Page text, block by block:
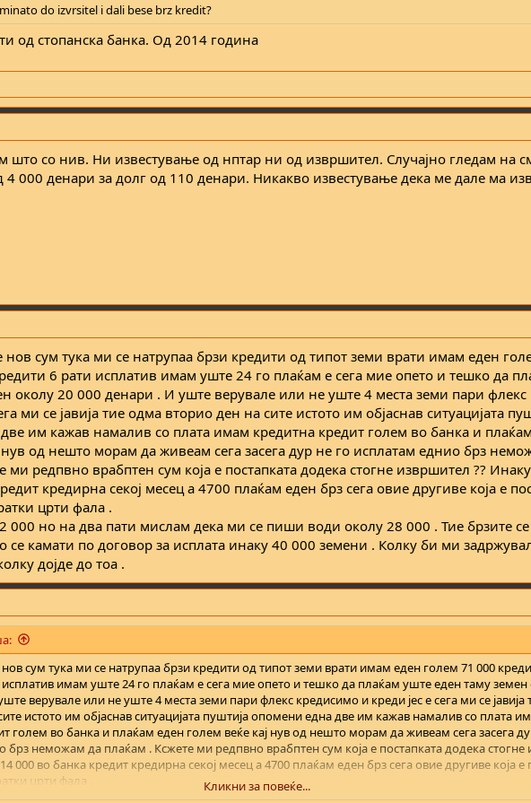
do izvrsitel i dali bese brz kredit?
од стопанска банка. Од 2014 година
што со нив. Ни известување од нптар ни од извршител. Случајно гледам на
4 000 денари за долг од 110 денари. Никакво известување дека ме дале ма
нов сум тука ми се натрупаа брзи кредити од типот земи врати имам еден
6 рати исплатив имам уште 24 го плаќам е сега мие опето и тешко да
околу 20 000 денари . И уште верувале или не уште 4 места земи пари
ми се јавија тие одма вторио ден на сите истото им објаснав ситуацијата
им кажав намалив со плата имам кредитна кредит голем во банка и
нув од нешто морам да живеам сега засега дур не го исплатам еднио брз
ми редпвно врабптен сум која е постапката додека стогне извршител ??
кредирна секој месец а 4700 плаќам еден брз сега овие другиве која е
црти фала .
000 но на два пати мислам дека ми се пиши води околу 28 000 . Тие брзите се
се камати по договор за исплата инаку 40 000 земени . Колку би ми
дојде до тоа .
сум тука ми се натрупаа брзи кредити од типот земи врати имам еден голем 71 000
исплатив имам уште 24 го плаќам е сега мие опето и тешко да плаќам уште еден таму земен
верувале или не уште 4 места земи пари флекс кредисимо и креди јес е сега ми се јавија
истото им објаснав ситуацијата пуштија опомени една две им кажав намалив со плата
голем во банка и плаќам еден голем веќе кај нув од нешто морам да живеам сега засега
брз неможам да плаќам . Ксжете ми редпвно врабптен сум која е постапката додека стогне
000 во банка кредит кредирна секој месец а 4700 плаќам еден брз сега овие другиве која е
црти фала .
но на два пати мислам дека ми се пиши води околу 28 000 . Тие брзите се на се се околу
Кликни за повеќе...